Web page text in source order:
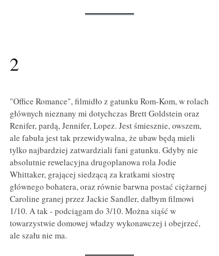
2
"Office Romance", filmidło z gatunku Rom-Kom, w rolach
głównych nieznany mi dotychczas Brett Goldstein oraz
Renifer, pardą, Jennifer, Lopez. Jest śmiesznie, owszem,
ale fabuła jest tak przewidywalna, że ubaw będą mieli
tylko najbardziej zatwardziali fani gatunku. Gdyby nie
absolutnie rewelacyjna drugoplanowa rola Jodie
Whittaker, grającej siedzącą za kratkami siostrę
głównego bohatera, oraz równie barwna postać ciężarnej
Caroline granej przez Jackie Sandler, dałbym filmowi
1/10. A tak - podciągam do 3/10. Można siąść w
towarzystwie domowej władzy wykonawczej i obejrzeć,
ale szału nie ma.